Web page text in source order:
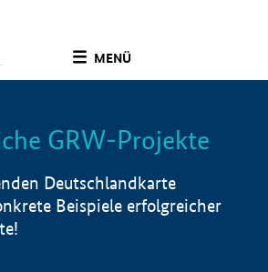
MENÜ
Info
GRW-Projekte
Deutschlandkarte
Beispiele erfolgreicher